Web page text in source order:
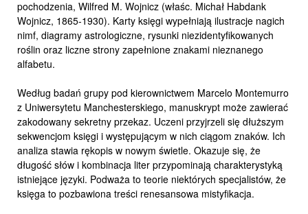
pochodzenia, Wilfred M. Wojnicz (właśc. Michał Habdank
Wojnicz, 1865-1930). Karty księgi wypełniają ilustracje nagich
nimf, diagramy astrologiczne, rysunki niezidentyfikowanych
roślin oraz liczne strony zapełnione znakami nieznanego
alfabetu.
Według badań grupy pod kierownictwem Marcelo Montemurro
z Uniwersytetu Manchesterskiego, manuskrypt może zawierać
zakodowany sekretny przekaz. Uczeni przyjrzeli się dłuższym
sekwencjom księgi i występującym w nich ciągom znaków. Ich
analiza stawia rękopis w nowym świetle. Okazuje się, że
długość słów i kombinacja liter przypominają charakterystyką
istniejące języki. Podważa to teorie niektórych specjalistów, że
księga to pozbawiona treści renesansowa mistyfikacja.